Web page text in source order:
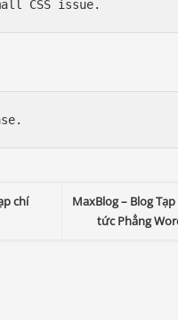
chí
MaxBlog – Blog
tức Phẳng